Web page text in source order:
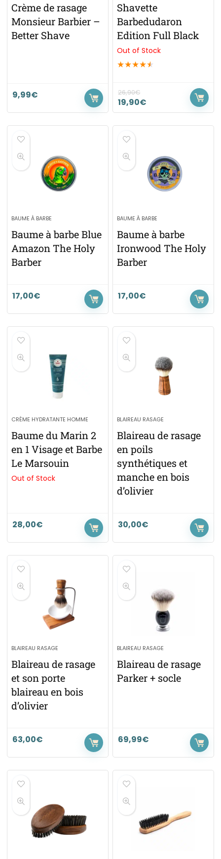
Crème de rasage
Monsieur Barbier –
Better Shave
9,99€
Shavette
Barbedudaron
Edition Full Black
Out of Stock
★★★★★
26,90€
19,90€
BAUME À BARBE
Baume à barbe Blue
Amazon The Holy
Barber
17,00€
BAUME À BARBE
Baume à barbe
Ironwood The Holy
Barber
17,00€
CRÈME HYDRATANTE HOMME
Baume du Marin 2
en 1 Visage et Barbe
Le Marsouin
Out of Stock
28,00€
BLAIREAU RASAGE
Blaireau de rasage
en poils
synthétiques et
manche en bois
d’olivier
30,00€
BLAIREAU RASAGE
Blaireau de rasage
et son porte
blaireau en bois
d’olivier
63,00€
BLAIREAU RASAGE
Blaireau de rasage
Parker + socle
69,99€